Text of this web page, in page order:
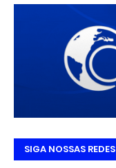
SIGA NOSSAS REDES